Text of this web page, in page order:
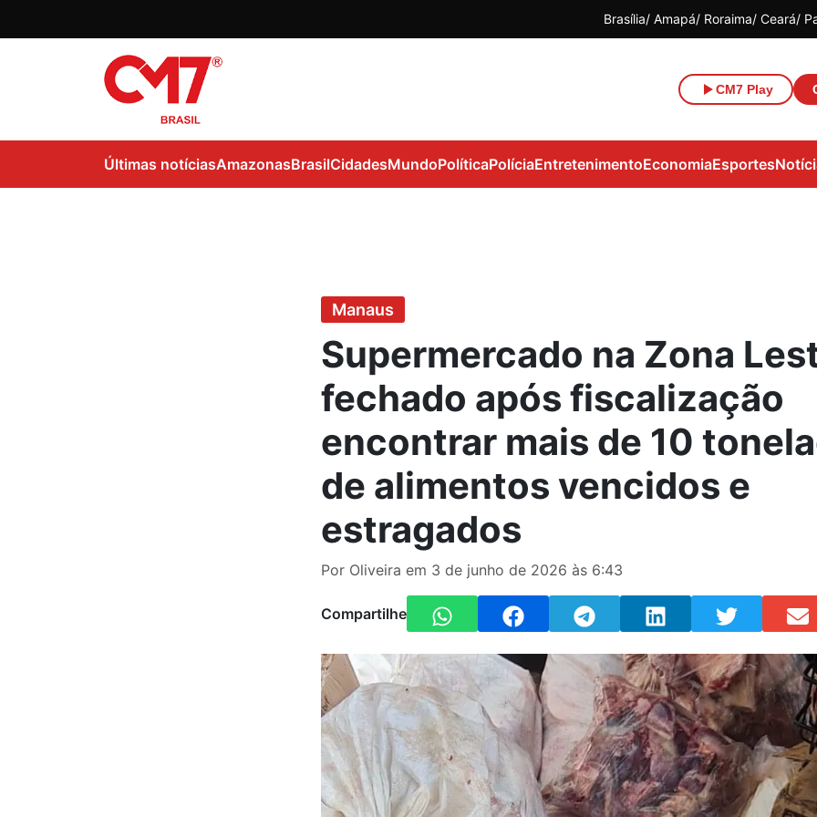
Brasília Amapá Roraima Ceará
CM7 Play
Últimas notíciasAmazonasBrasilCidadesMundoPolíticaPolíciaEntretenimentoEconomiaEsportes
Manaus
Supermercado na Zona
fechado após fiscalização
encontrar mais de 10
de alimentos vencidos e
estragados
Por Oliveira em 3 de junho de 2026 às 6:43
Compartilhe